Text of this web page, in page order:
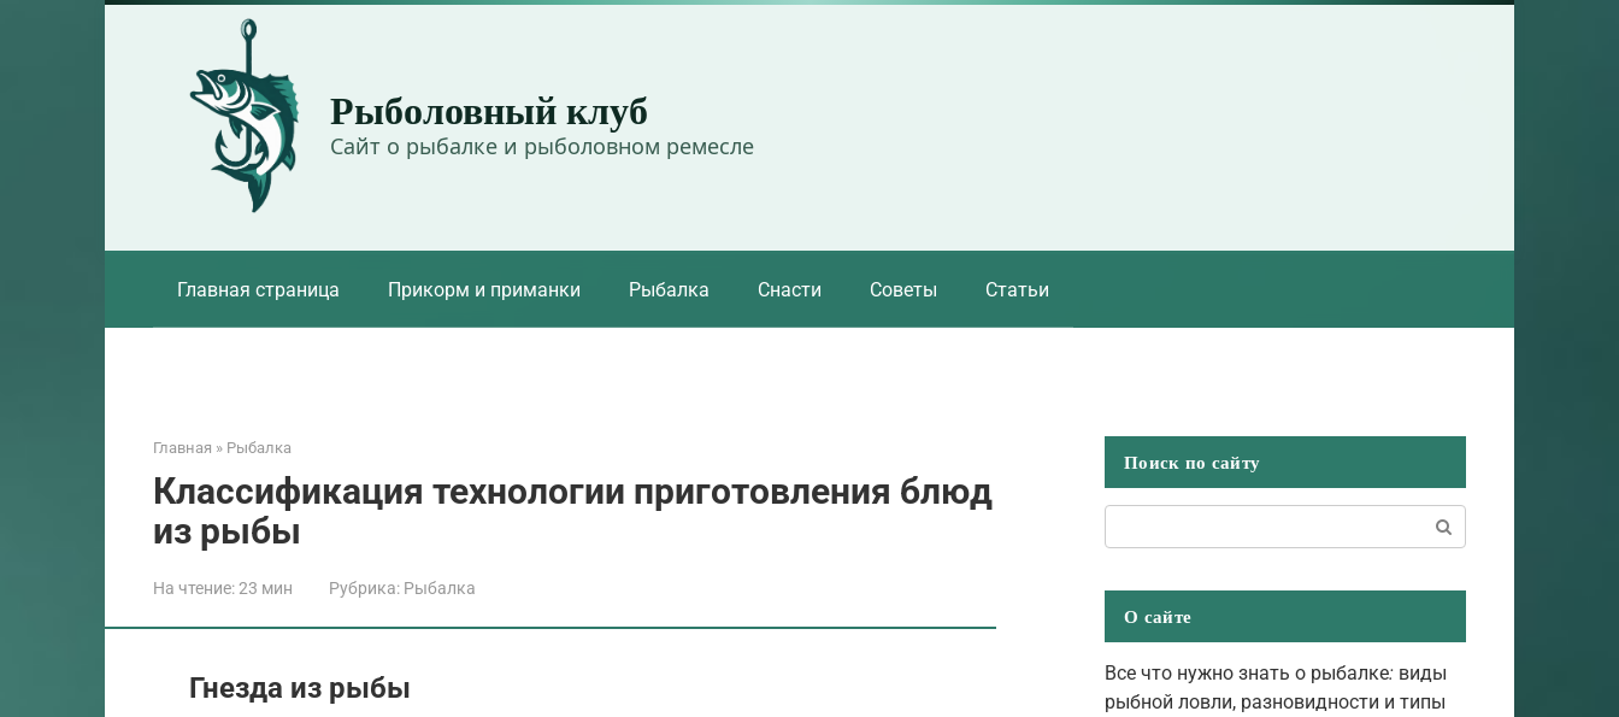
Рыболовный клуб
Сайт о рыбалке и рыболовном ремесле
Главная страница Прикорм и приманки Рыбалка Снасти Советы Статьи
Главная » Рыбалка
Классификация технологии приготовления блюд
из рыбы
На чтение:23 мин Рубрика: Рыбалка
Гнезда из рыбы
Поиск по сайту
О сайте
Все что нужно знать о рыбалке: виды
рыбной ловли, разновидности и типы